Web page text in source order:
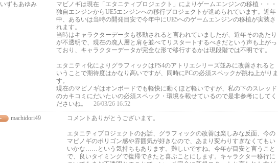
いずもあゆみ
マビノギは現在「エタニティプロジェクト」によりゲームエンジンの移植・・・
独自エンジンからUE5エンジンへの移行プロジェクトが進められています。近年
中、あるいは当時の開発目安で今年中にUE5へのゲームエンジンの移植が実装さ
れます。
当時はキャラクターデータも移動されると言われていましたが、近年そのあたり
が不透明で、現在の廃人層と肩を並べてリスタートするべきだという声も上がっ
ており、キャラクターデータが完全な形で移行するかは現段階では不明です。
エタニティ化によりグラフィックはPS4のアトリエシリーズ並みに改善されると
いうことで期待度はかなり高いですが、同時にPCの必須スペックが跳ね上がりま
す。
現在のマビノギはオンボードでも軽快に動くほど軽いですが、私の下のスレッド
のカキコミにだいたいの必須スペック・環境を載せているので是非参考にしてく
ださいね。
26/03/26 16:52
machidori49
コメントありがとうございます。
エタニティプロジェクトのお話、グラフィックの改善は楽しみな反面、今の
マビノギのポリゴン感や雰囲気が好きなので、あまり変わりすぎなくてもい
いかな……という気持ちもあります。難しいですね。今年が目安と言うこと
で、良いタイミングで復帰できたと喜ぶことにします。キャラクター移行に